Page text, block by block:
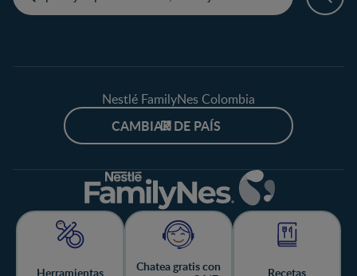
Nestlé FamilyNes Colombia
CAMBIAR DE PAÍS
Herramientas
Chatea gratis con
Recetas